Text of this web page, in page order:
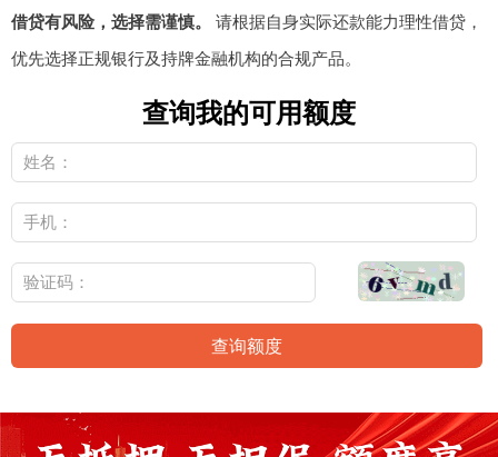
借贷有风险，选择需谨慎。
请根据自身实际还款能力理性借贷，
优先选择正规银行及持牌金融机构的合规产品。
查询我的可用额度
查询额度